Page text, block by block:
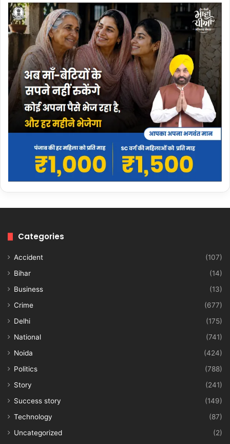
Categories
Accident
(107)
Bihar
(14)
Business
(13)
Crime
(677)
Delhi
(175)
National
(741)
Noida
(424)
Politics
(788)
Story
(241)
Success story
(149)
Technology
(87)
Uncategorized
(2)